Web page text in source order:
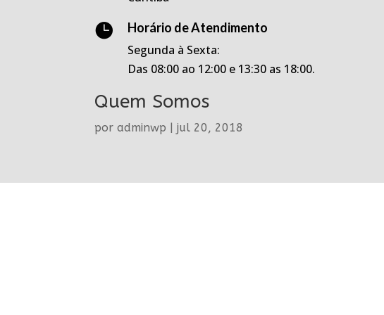

Horário de Atendimento
Segunda à Sexta:
Das 08:00 ao 12:00 e 13:30 as 18:00.
Quem Somos
poradminwp |jul 20, 2018